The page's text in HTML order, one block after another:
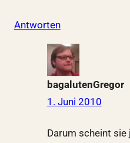
Antworten
bagalutenGregor
1. Juni 2010
Darum scheint